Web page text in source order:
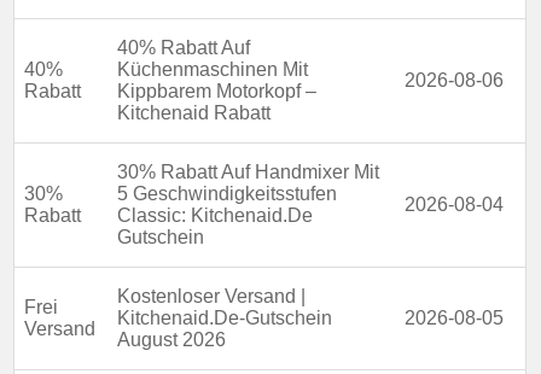
40%
Rabatt
40% Rabatt Auf
Küchenmaschinen Mit
Kippbarem Motorkopf –
Kitchenaid Rabatt
2026-08-06
30%
Rabatt
30% Rabatt Auf Handmixer Mit
5 Geschwindigkeitsstufen
Classic: Kitchenaid.De
Gutschein
2026-08-04
Frei
Versand
Kostenloser Versand |
Kitchenaid.De-Gutschein
August 2026
2026-08-05